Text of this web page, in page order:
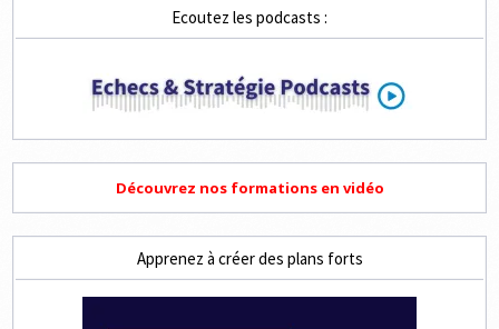
Ecoutez les podcasts :
Découvrez nos formations en vidéo
Apprenez à créer des plans forts